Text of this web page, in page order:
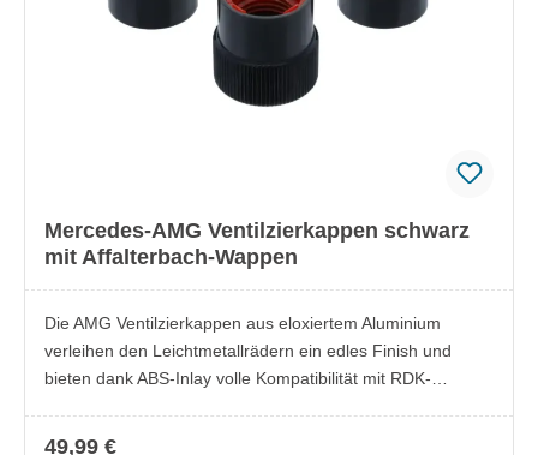
Mercedes-AMG Ventilzierkappen schwarz
mit Affalterbach-Wappen
Die AMG Ventilzierkappen aus eloxiertem Aluminium
verleihen den Leichtmetallrädern ein edles Finish und
bieten dank ABS-Inlay volle Kompatibilität mit RDK-
49,99 €